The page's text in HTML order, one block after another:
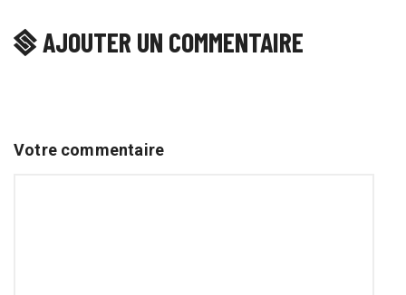
AJOUTER UN COMMENTAIRE
Votre commentaire